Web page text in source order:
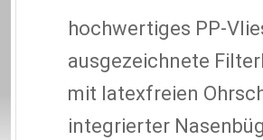
hochwertiges PP-
ausgezeichnete
mit latexfreien
integrierter